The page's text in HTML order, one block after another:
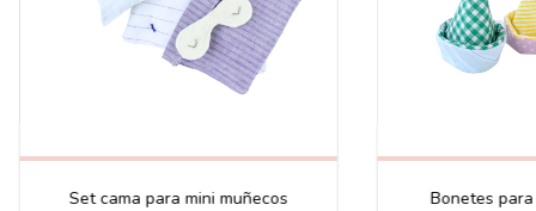
Set cama para mini muñecos Bonetes